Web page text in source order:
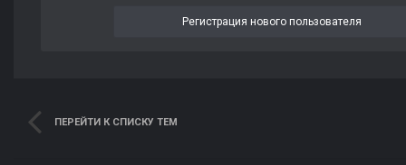
Регистрация нового пользователя
ПЕРЕЙТИ К СПИСКУ ТЕМ